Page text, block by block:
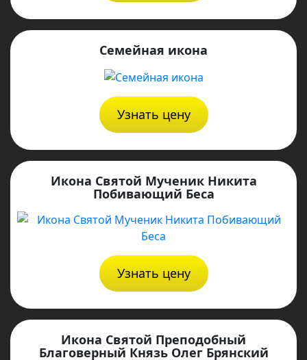
Семейная икона
Узнать цену
Икона Святой Мученик Никита
Побивающий Беса
Узнать цену
Икона Святой Преподобный
Благоверный Князь Олег Брянский